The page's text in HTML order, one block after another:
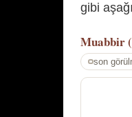
gibi
Muabbir
son